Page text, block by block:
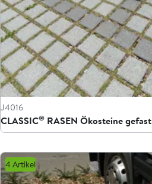
J4016
CLASSIC® RASEN Ökosteine gefast
4 Artikel